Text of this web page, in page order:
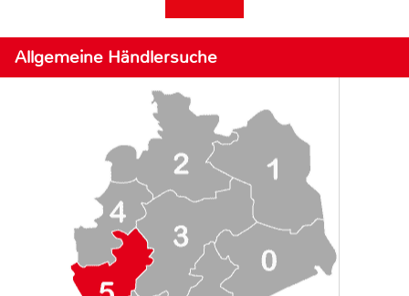
Allgemeine Händlersuche